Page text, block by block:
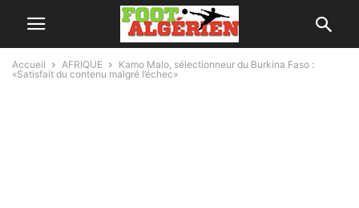
Accueil AFRIQUE
Kamo Malo, sélectionneur du Burkina Faso :
«Satisfait du contenu malgré l’échec»